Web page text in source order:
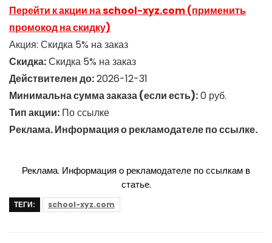
Перейти к акции на school-xyz.com (применить
промокод на скидку)
Акция: Скидка 5% на заказ
Скидка:​Скидка 5% на заказ
Действителен до:2026-12-31
Минимальна сумма заказа (если есть):0 руб.
Тип акции: По ссылке
Реклама. Информация о рекламодателе по ссылке.
Реклама. Информация о рекламодателе по ссылкам в
статье.
ТЕГИ: school-xyz.com